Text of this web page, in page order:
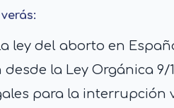
ley del aborto en
desde la Ley Orgánica 9/
para la
de
cookies propias y de